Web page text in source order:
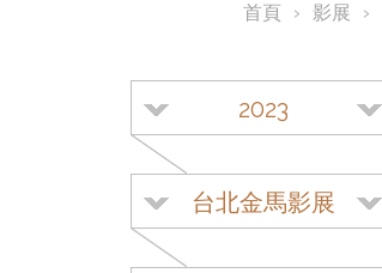
首頁 影展
2023
台北金馬影展